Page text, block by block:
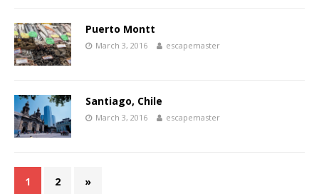
Puerto Montt
March 3, 2016 escapemaster
Santiago, Chile
March 3, 2016 escapemaster
1 2 »